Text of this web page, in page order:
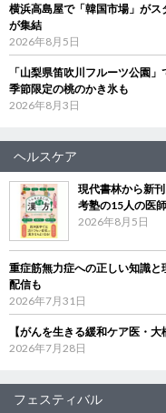
横浜高島屋で「韓国市場」が
が集結
2026年8月5日
「山梨県笛吹川フルーツ公園
季節限定の桃のかき氷も
2026年8月3日
ヘルスケア
現代書林から新
考塾の15人の医
2026年8月5日
重症筋無力症への正しい知識
配信も
2026年7月31日
【がんを生きる緩和ケア医・
2026年7月28日
フェスティバル